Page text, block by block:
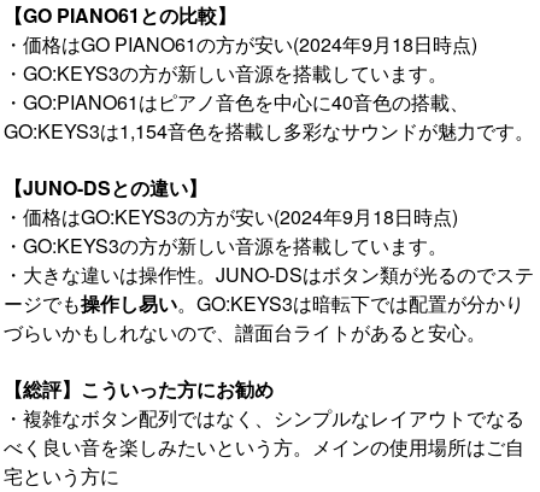
【GO PIANO61との比較】
・価格はGO PIANO61の方が安い(2024年9月18日時点)
・GO:KEYS3の方が新しい音源を搭載しています。
・GO:PIANO61はピアノ音色を中心に40音色の搭載、
GO:KEYS3は1,154音色を搭載し多彩なサウンドが魅力です。
【JUNO-DSとの違い】
・価格はGO:KEYS3の方が安い(2024年9月18日時点)
・GO:KEYS3の方が新しい音源を搭載しています。
・大きな違いは操作性。JUNO-DSはボタン類が光るのでステ
ージでも操作し易い。GO:KEYS3は暗転下では配置が分かり
づらいかもしれないので、譜面台ライトがあると安心。
【総評】こういった方にお勧め
・複雑なボタン配列ではなく、シンプルなレイアウトでなる
べく良い音を楽しみたいという方。メインの使用場所はご自
宅という方に